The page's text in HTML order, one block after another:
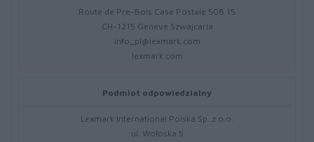
Route de Pre-Bois Case Postale 508 15
CH-1215 Geneve Szwajcaria
info_pl@lexmark.com
lexmark.com
Podmiot odpowiedzialny
Lexmark International Polska Sp. z o.o.
ul. Wołoska 5